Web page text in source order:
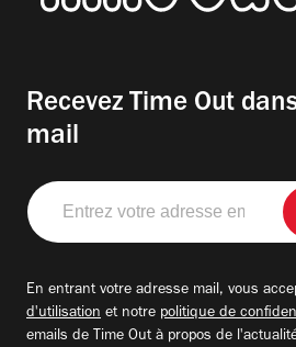
Recevez Time Out
mail
Entrez
votre
adresse
En entrant votre adresse mail, vous
d'utilisation et notre politique de
emails de Time Out à propos de